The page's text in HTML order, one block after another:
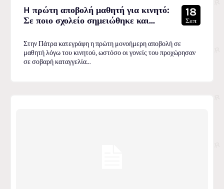
H πρώτη αποβολή μαθητή για κινητό:
Σε ποιο σχολείο σημειώθηκε και...
18
Σεπ
Στην Πάτρα κατεγράφη η πρώτη μονοήμερη αποβολή σε
μαθητή λόγω του κινητού, ωστόσο οι γονείς του προχώρησαν
σε σοβαρή καταγγελία...